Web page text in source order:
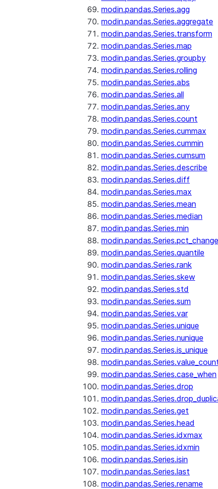
modin.pandas.Series.agg
modin.pandas.Series.aggregate
modin.pandas.Series.transform
modin.pandas.Series.map
modin.pandas.Series.groupby
modin.pandas.Series.rolling
modin.pandas.Series.abs
modin.pandas.Series.all
modin.pandas.Series.any
modin.pandas.Series.count
modin.pandas.Series.cummax
modin.pandas.Series.cummin
modin.pandas.Series.cumsum
modin.pandas.Series.describe
modin.pandas.Series.diff
modin.pandas.Series.max
modin.pandas.Series.mean
modin.pandas.Series.median
modin.pandas.Series.min
modin.pandas.Series.pct_change
modin.pandas.Series.quantile
modin.pandas.Series.rank
modin.pandas.Series.skew
modin.pandas.Series.std
modin.pandas.Series.sum
modin.pandas.Series.var
modin.pandas.Series.unique
modin.pandas.Series.nunique
modin.pandas.Series.is_unique
modin.pandas.Series.case_when
modin.pandas.Series.drop
modin.pandas.Series.get
modin.pandas.Series.head
modin.pandas.Series.idxmax
modin.pandas.Series.idxmin
modin.pandas.Series.isin
modin.pandas.Series.last
modin.pandas.Series.rename